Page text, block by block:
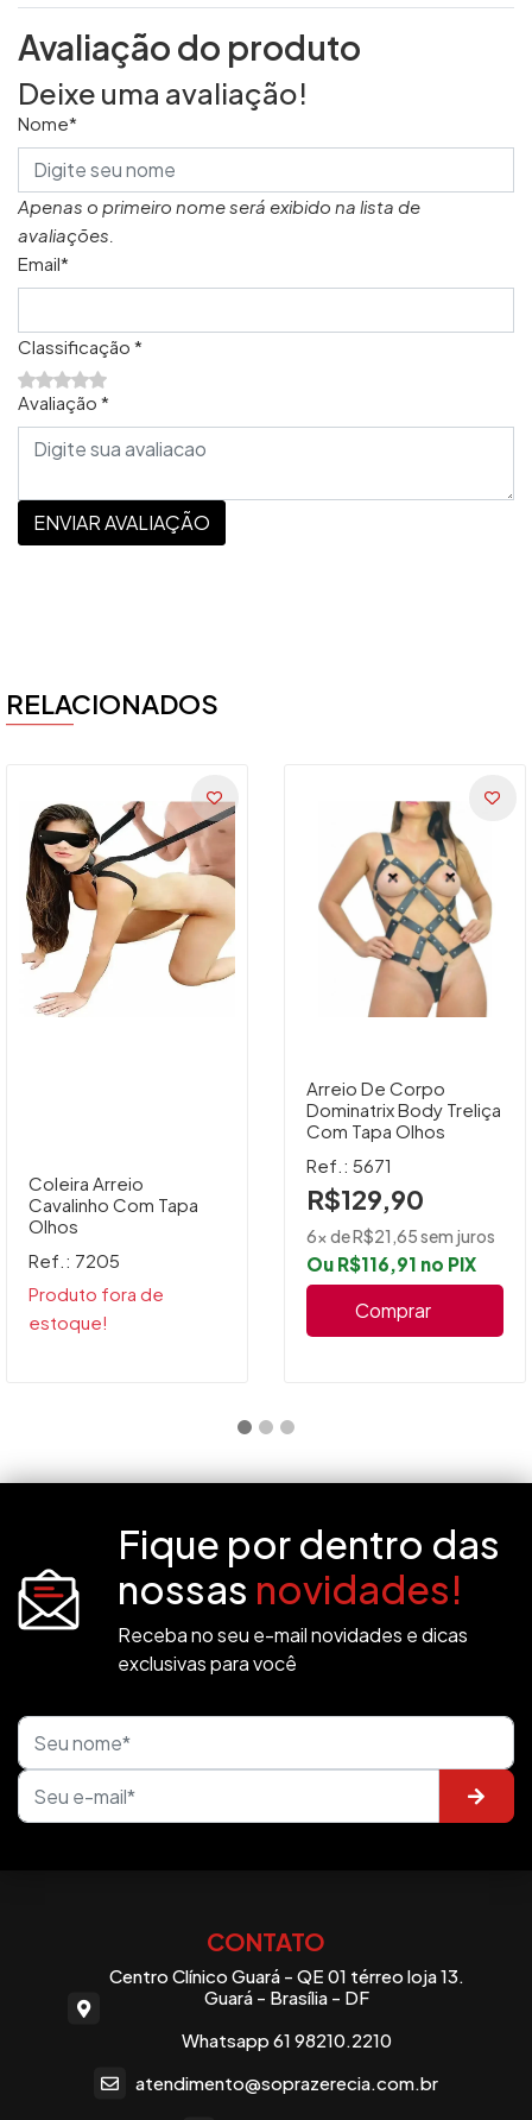
Avaliação do produto
Deixe uma avaliação!
Nome*
Apenas o primeiro nome será exibido na lista de
avaliações.
Email*
Classificação *
Avaliação *
ENVIAR AVALIAÇÃO
RELACIONADOS
Coleira Arreio
Cavalinho Com Tapa
Olhos
Ref.: 7205
Produto fora de
estoque!
Arreio De Corpo
Dominatrix Body Treliça
Com Tapa Olhos
Ref.: 5671
R$129,90
6x de R$21,65 sem juros
Ou R$116,91 no PIX
Comprar
Fique por dentro das
nossas novidades!
Receba no seu e-mail novidades e dicas
exclusivas para você
CONTATO
Centro Clínico Guará - QE 01 térreo loja 13.
Guará - Brasília - DF
Whatsapp 61 98210.2210
atendimento@soprazerecia.com.br